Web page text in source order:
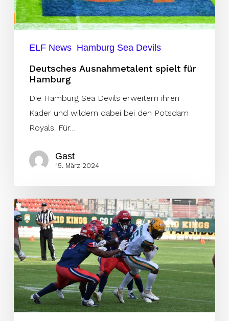
ELF News Hamburg Sea Devils
Deutsches Ausnahmetalent spielt für
Hamburg
Die Hamburg Sea Devils erweitern ihren
Kader und wildern dabei bei den Potsdam
Royals. Für…
Gast
15. März 2024
Top-
Cornerback
zurück
in
der
ELF